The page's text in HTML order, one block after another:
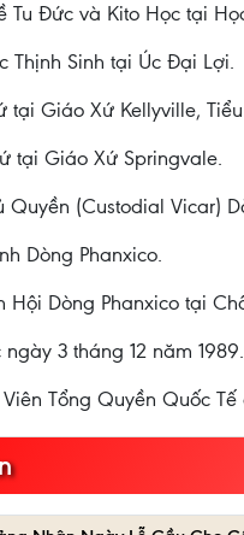
Tu Đức và Kito Học tại
Thịnh Sinh tại Úc Đại Lợi.
tại Giáo Xứ Kellyville,
tại Giáo Xứ Springvale.
Quyền (Custodial Vicar)
Dòng Phanxico.
Hội Dòng Phanxico tại
3 tháng 12 năm 1989.
Tổng Quyền Quốc